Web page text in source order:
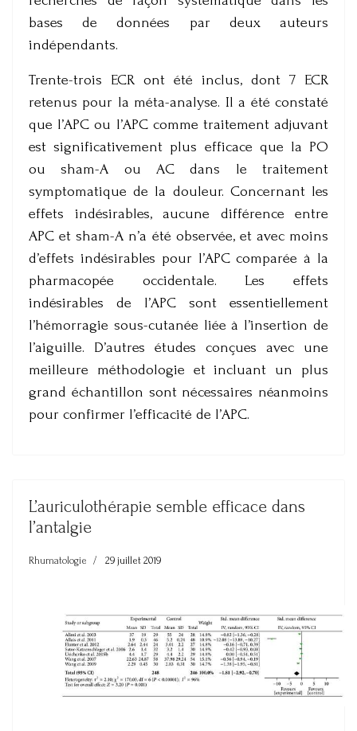
bases de données par deux auteurs
indépendants.
Trente-trois ECR ont été inclus, dont 7 ECR
retenus pour la méta-analyse. Il a été constaté
que l’APC ou l’APC comme traitement adjuvant
est significativement plus efficace que la PO
ou sham-A ou AC dans le traitement
symptomatique de la douleur. Concernant les
effets indésirables, aucune différence entre
APC et sham-A n’a été observée, et avec moins
d’effets indésirables pour l’APC comparée à la
pharmacopée occidentale. Les effets
indésirables de l’APC sont essentiellement
l’hémorragie sous-cutanée liée à l’insertion de
l’aiguille. D’autres études conçues avec une
meilleure méthodologie et incluant un plus
grand échantillon sont nécessaires néanmoins
pour confirmer l’efficacité de l’APC.
L’auriculothérapie semble efficace dans
l’antalgie
Rhumatologie 29 juillet 2019